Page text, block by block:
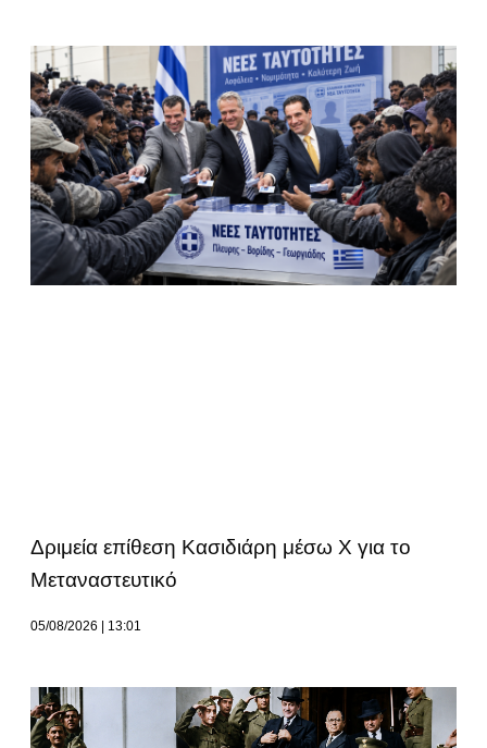
Δριμεία επίθεση Κασιδιάρη μέσω Χ για το
Μεταναστευτικό
05/08/2026 13:01